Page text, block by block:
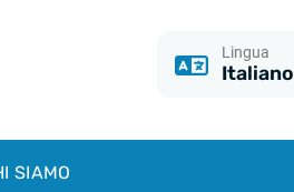
Lingua
Italiano
SIAMO